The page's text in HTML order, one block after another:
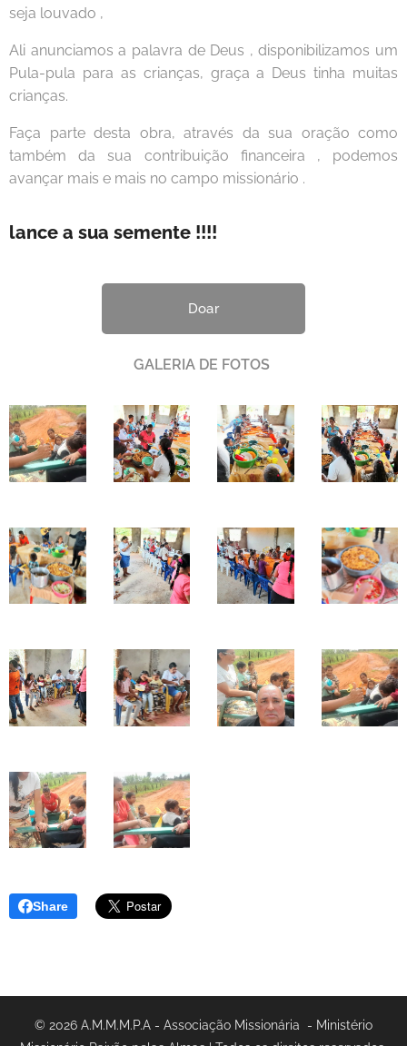
seja louvado ,
Ali anunciamos a palavra de Deus , disponibilizamos um
Pula-pula para as crianças, graça a Deus tinha muitas
crianças.
Faça parte desta obra, através da sua oração como
também da sua contribuição financeira , podemos
avançar mais e mais no campo missionário .
lance a sua semente !!!!
Doar
GALERIA DE FOTOS
Share
© 2026 A.M.M.M.P.A - Associação Missionária - Ministério